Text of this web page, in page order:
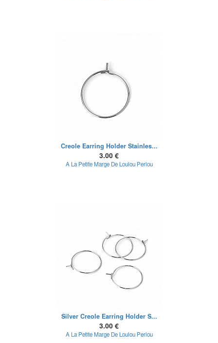
Creole Earring Holder Stainles...
3.00 €
A La Petite Marge De Loulou Perlou
Silver Creole Earring Holder S...
3.00 €
A La Petite Marge De Loulou Perlou